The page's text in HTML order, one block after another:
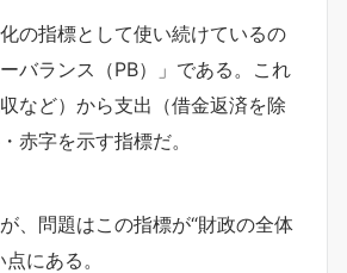
の指標として使い続けているの
バランス（PB）」である。これ
など）から支出（借金返済を除
赤字を示す指標だ。
、問題はこの指標が“財政の全体
にある。